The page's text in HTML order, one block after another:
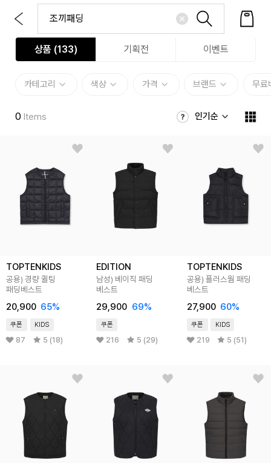
상품 (133) 기획전 이벤트
카테고리 색상 가격 브랜드 무료
0 Items 인기순
TOPTENKIDS
공용) 경량 퀼팅
패딩베스트
20,900 65%
쿠폰 KIDS
87 5 (18)
EDITION
남성) 베이직 패딩
베스트
29,900 69%
쿠폰
216 5 (29)
TOPTENKIDS
공용) 플러스웜 패딩
베스트
27,900 60%
쿠폰 KIDS
219 5 (51)